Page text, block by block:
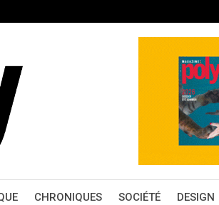
CHRONIQUES SOCIÉTÉ DESIGN